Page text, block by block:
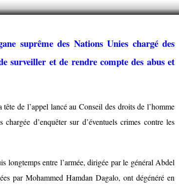
suprême des Nations Unies chargé des
surveiller et de rendre compte des abus et
de l’appel lancé au Conseil des droits de l’homme
d’enquêter sur d’éventuels crimes contre les
longtemps entre l’armée, dirigée par le général Abdel
par Mohammed Hamdan Dagalo, ont dégénéré en